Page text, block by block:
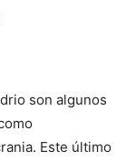
son algunos
Este último